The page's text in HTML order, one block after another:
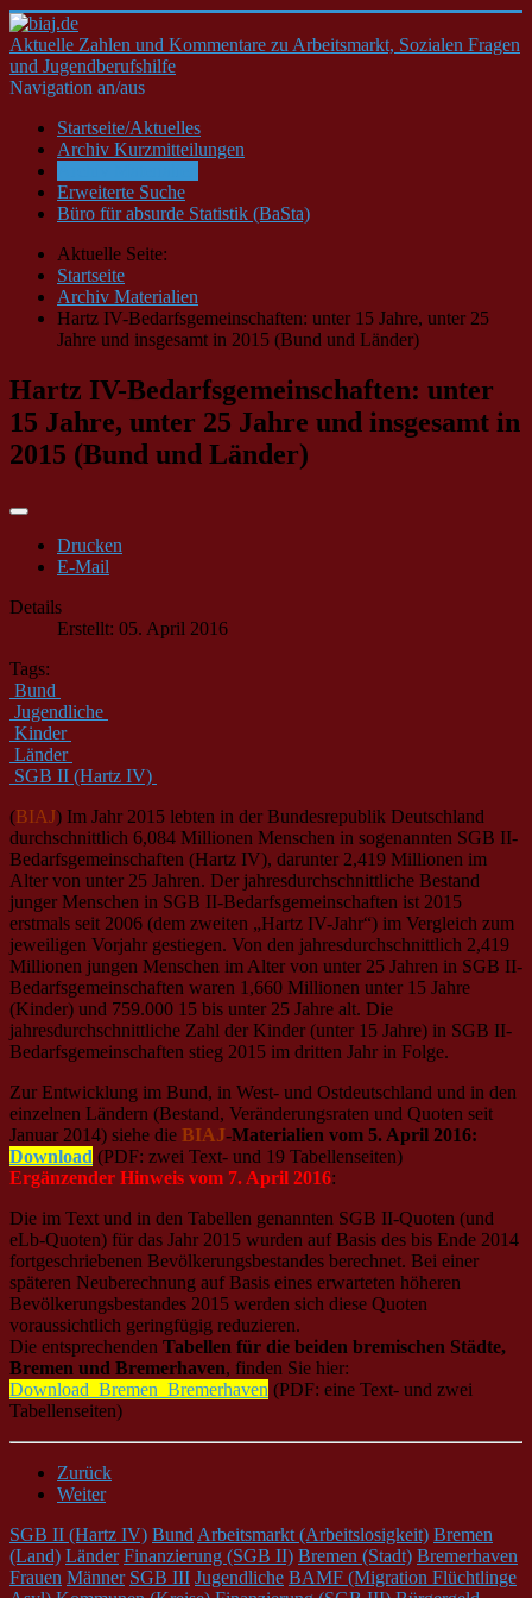
Aktuelle Zahlen und Kommentare zu Arbeitsmarkt, Sozialen Fragen
und Jugendberufshilfe
Navigation an/aus
Startseite/Aktuelles
Archiv Kurzmitteilungen
Erweiterte Suche
Büro für absurde Statistik (BaSta)
Aktuelle Seite:
Startseite
Archiv Materialien
Hartz IV-Bedarfsgemeinschaften: unter 15 Jahre, unter 25
Jahre und insgesamt in 2015 (Bund und Länder)
Hartz IV-Bedarfsgemeinschaften: unter
15 Jahre, unter 25 Jahre und insgesamt in
2015 (Bund und Länder)
Drucken
E-Mail
Details
Erstellt: 05. April 2016
Tags:
Bund
Jugendliche
Kinder
Länder
SGB II (Hartz IV)
(BIAJ) Im Jahr 2015 lebten in der Bundesrepublik Deutschland
durchschnittlich 6,084 Millionen Menschen in sogenannten SGB II-
Bedarfsgemeinschaften (Hartz IV), darunter 2,419 Millionen im
Alter von unter 25 Jahren. Der jahresdurchschnittliche Bestand
junger Menschen in SGB II-Bedarfsgemeinschaften ist 2015
erstmals seit 2006 (dem zweiten „Hartz IV-Jahr“) im Vergleich zum
jeweiligen Vorjahr gestiegen. Von den jahresdurchschnittlich 2,419
Millionen jungen Menschen im Alter von unter 25 Jahren in SGB II-
Bedarfsgemeinschaften waren 1,660 Millionen unter 15 Jahre
(Kinder) und 759.000 15 bis unter 25 Jahre alt. Die
jahresdurchschnittliche Zahl der Kinder (unter 15 Jahre) in SGB II-
Bedarfsgemeinschaften stieg 2015 im dritten Jahr in Folge.
Zur Entwicklung im Bund, in West- und Ostdeutschland und in den
einzelnen Ländern (Bestand, Veränderungsraten und Quoten seit
Januar 2014) siehe die BIAJ-Materialien vom 5. April 2016:
Download (PDF: zwei Text- und 19 Tabellenseiten)
Ergänzender Hinweis vom 7. April 2016:
Die im Text und in den Tabellen genannten SGB II-Quoten (und
eLb-Quoten) für das Jahr 2015 wurden auf Basis des bis Ende 2014
fortgeschriebenen Bevölkerungsbestandes berechnet. Bei einer
späteren Neuberechnung auf Basis eines erwarteten höheren
Bevölkerungsbestandes 2015 werden sich diese Quoten
voraussichtlich geringfügig reduzieren.
Die entsprechenden Tabellen für die beiden bremischen Städte,
Bremen und Bremerhaven, finden Sie hier:
Download_Bremen_Bremerhaven (PDF: eine Text- und zwei
Tabellenseiten)
Zurück
Weiter
SGB II (Hartz IV) Bund Arbeitsmarkt (Arbeitslosigkeit) Bremen
(Land) Länder Finanzierung (SGB II) Bremen (Stadt) Bremerhaven
Frauen Männer SGB III Jugendliche BAMF (Migration Flüchtlinge